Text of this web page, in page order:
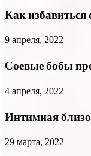
Как
9 апреля, 2022
Соевые бобы
4 апреля, 2022
Интимная
29 марта, 2022